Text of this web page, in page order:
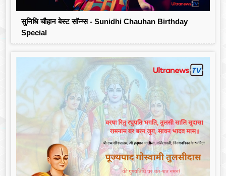
सुनिधि चौहान बेस्ट सॉन्ग्स - Sunidhi Chauhan Birthday
Special